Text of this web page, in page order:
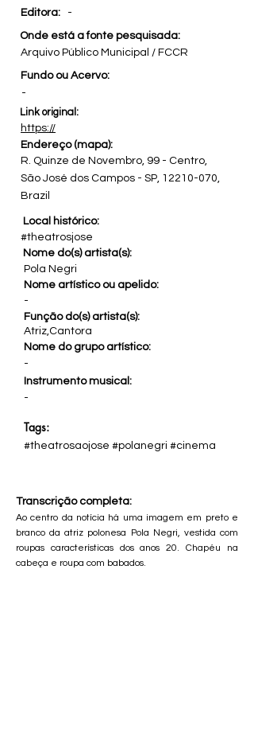
Editora:
-
Onde está a fonte pesquisada:
Arquivo Público Municipal / FCCR
Fundo ou Acervo:
-
Link original:
https://
Endereço (mapa):
R. Quinze de Novembro, 99 - Centro,
São José dos Campos - SP, 12210-070,
Brazil
Local histórico:
#theatrosjose
Nome do(s) artista(s):
Pola Negri
Nome artístico ou apelido:
-
Função do(s) artista(s):
Atriz,Cantora
Nome do grupo artístico:
-
Instrumento musical:
-
Tags:
#theatrosaojose #polanegri #cinema
Transcrição completa:
Ao centro da notícia há uma imagem em preto e
branco da atriz polonesa Pola Negri, vestida com
roupas características dos anos 20. Chapéu na
cabeça e roupa com babados.